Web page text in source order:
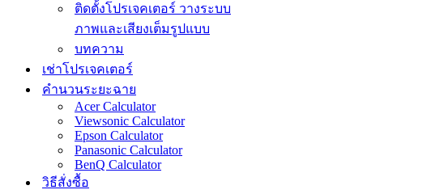
ติดตั้งโปรเจคเตอร์ วางระบบ
ภาพและเสียงเต็มรูปแบบ
บทความ
เช่าโปรเจคเตอร์
คำนวนระยะฉาย
Acer Calculator
Viewsonic Calculator
Epson Calculator
Panasonic Calculator
BenQ Calculator
วิธีสั่งซื้อ